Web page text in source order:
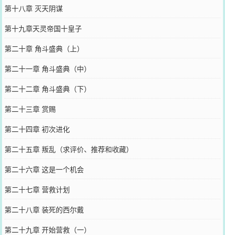
第十八章 灭天阴谋
第十九章天灵帝国十皇子
第二十章 角斗盛典（上）
第二十一章 角斗盛典（中）
第二十二章 角斗盛典（下）
第二十三章 赏赐
第二十四章 初次进化
第二十五章 叛乱（求评价、推荐和收藏）
第二十六章 这是一个机会
第二十七章 营救计划
第二十八章 装死的西尔戴
第二十九章 开始营救（一）